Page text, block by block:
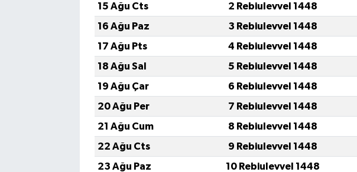
15 Ağu Cts
2 Rebiulevvel 1448
16 Ağu Paz
3 Rebiulevvel 1448
17 Ağu Pts
4 Rebiulevvel 1448
18 Ağu Sal
5 Rebiulevvel 1448
19 Ağu Çar
6 Rebiulevvel 1448
20 Ağu Per
7 Rebiulevvel 1448
21 Ağu Cum
8 Rebiulevvel 1448
22 Ağu Cts
9 Rebiulevvel 1448
23 Ağu Paz
10 Rebiulevvel 1448